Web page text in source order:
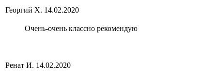
Георгий Х. 14.02.2020
Очень-очень классно рекомендую
Ренат И. 14.02.2020